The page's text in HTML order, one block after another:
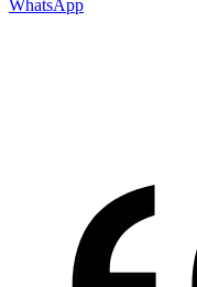
WhatsApp